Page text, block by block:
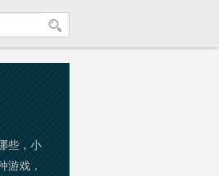
些，小
游戏，